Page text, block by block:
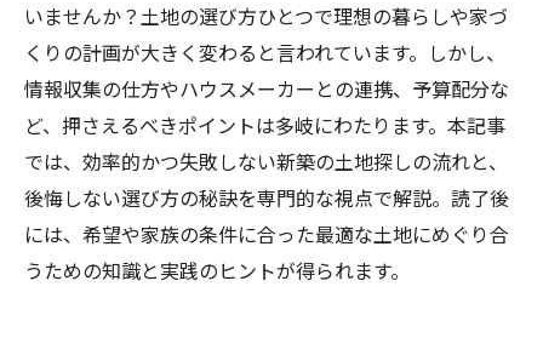
いませんか？土地の選び方ひとつで理想の暮らしや家づ
くりの計画が大きく変わると言われています。しかし、
情報収集の仕方やハウスメーカーとの連携、予算配分な
ど、押さえるべきポイントは多岐にわたります。本記事
では、効率的かつ失敗しない新築の土地探しの流れと、
後悔しない選び方の秘訣を専門的な視点で解説。読了後
には、希望や家族の条件に合った最適な土地にめぐり合
うための知識と実践のヒントが得られます。